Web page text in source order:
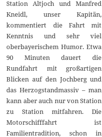
Station Altjoch und Manfred
Kneidl, unser Kapitän,
kommentiert die Fahrt mit
Kenntnis und sehr viel
oberbayerischem Humor. Etwa
90 Minuten dauert die
Rundfahrt mit großartigen
Blicken auf den Jochberg und
das Herzogstandmassiv – man
kann aber auch nur von Station
zu Station mitfahren. Die
Motorschifffahrt ist
Familientradition, schon in